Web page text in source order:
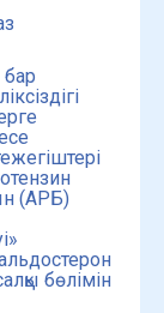
бар
(АРБ)
бөлімін